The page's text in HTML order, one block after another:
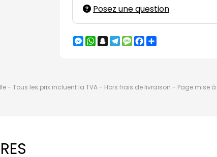
Posez une question
Messenger
WhatsApp
Snapchat
Telegram
MessageFacebook
- Tous les prix incluent la TVA - Hors frais de livraison - Page mise